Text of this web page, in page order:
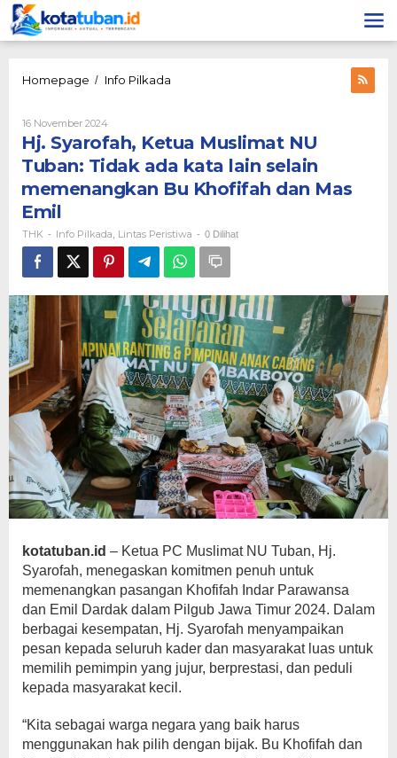
Lewati
ke
konten
Homepage / Info Pilkada
NU
Tuban:
Tidak
ada
selain
memenangkan
Bu
dan
Mas
Emil
16 November 2024Oleh
THK
Hj. Syarofah, Ketua Muslimat NU
Tuban: Tidak ada kata lain selain
memenangkan Bu Khofifah dan Mas
Emil
THK - Info Pilkada Lintas Peristiwa - 0 Dilihat
kotatuban.id – Ketua PC Muslimat NU Tuban, Hj.
Syarofah, menegaskan komitmen penuh untuk
memenangkan pasangan Khofifah Indar Parawansa
dan Emil Dardak dalam Pilgub Jawa Timur 2024. Dalam
berbagai kesempatan, Hj. Syarofah menyampaikan
pesan kepada seluruh kader dan masyarakat luas untuk
memilih pemimpin yang jujur, berprestasi, dan peduli
kepada masyarakat kecil.
“Kita sebagai warga negara yang baik harus
menggunakan hak pilih dengan bijak. Bu Khofifah dan